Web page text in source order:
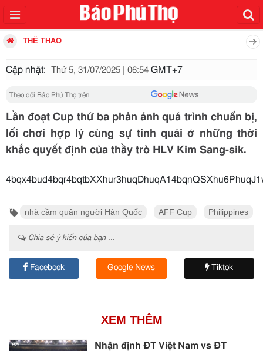
THỂ THAO
Cập nhật: Thứ 5, 31/07/2025 | 06:54 GMT+7
Theo dõi Báo Phú Thọ trên
Lần đoạt Cup thứ ba phản ánh quá trình chuẩn bị,
lối chơi hợp lý cùng sự tinh quái ở những thời
khắc quyết định của thầy trò HLV Kim Sang-sik.
nhà cầm quân người Hàn Quốc AFF Cup Philippines
Chia sẻ ý kiến của bạn ...
Facebook Google News Tiktok
XEM THÊM
Nhận định ĐT Việt Nam vs ĐT